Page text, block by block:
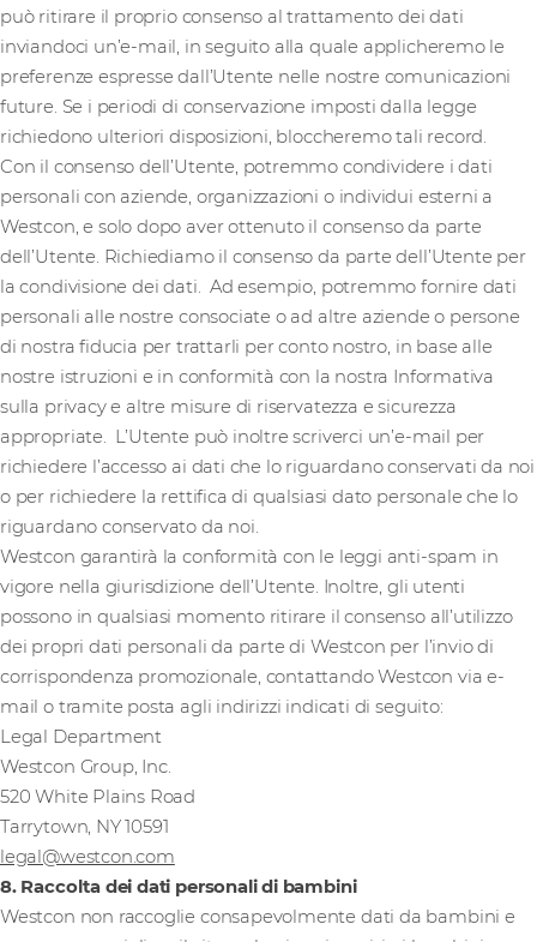
può ritirare il proprio consenso al trattamento dei dati
inviandoci un’e-mail, in seguito alla quale applicheremo le
preferenze espresse dall’Utente nelle nostre comunicazioni
future. Se i periodi di conservazione imposti dalla legge
richiedono ulteriori disposizioni, bloccheremo tali record.
Con il consenso dell’Utente, potremmo condividere i dati
personali con aziende, organizzazioni o individui esterni a
Westcon, e solo dopo aver ottenuto il consenso da parte
dell’Utente. Richiediamo il consenso da parte dell’Utente per
la condivisione dei dati. Ad esempio, potremmo fornire dati
personali alle nostre consociate o ad altre aziende o persone
di nostra fiducia per trattarli per conto nostro, in base alle
nostre istruzioni e in conformità con la nostra Informativa
sulla privacy e altre misure di riservatezza e sicurezza
appropriate. L’Utente può inoltre scriverci un’e-mail per
richiedere l’accesso ai dati che lo riguardano conservati da noi
o per richiedere la rettifica di qualsiasi dato personale che lo
riguardano conservato da noi.
Westcon garantirà la conformità con le leggi anti-spam in
vigore nella giurisdizione dell’Utente. Inoltre, gli utenti
possono in qualsiasi momento ritirare il consenso all’utilizzo
dei propri dati personali da parte di Westcon per l’invio di
corrispondenza promozionale, contattando Westcon via e-
mail o tramite posta agli indirizzi indicati di seguito:
Legal Department
Westcon Group, Inc.
520 White Plains Road
Tarrytown, NY 10591
legal@westcon.com
8. Raccolta dei dati personali di bambini
Westcon non raccoglie consapevolmente dati da bambini e